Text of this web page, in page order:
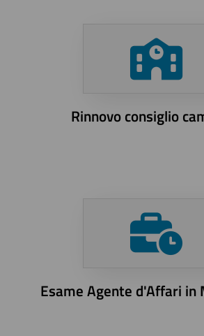
Rinnovo consiglio
Esame Agente d'Affari in